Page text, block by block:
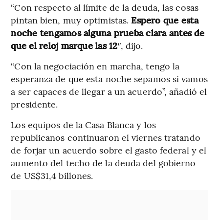
“Con respecto al límite de la deuda, las cosas
pintan bien, muy optimistas. Espero que esta
noche tengamos alguna prueba clara antes de
que el reloj marque las 12″, dijo.
“Con la negociación en marcha, tengo la
esperanza de que esta noche sepamos si vamos
a ser capaces de llegar a un acuerdo”, añadió el
presidente.
Los equipos de la Casa Blanca y los
republicanos continuaron el viernes tratando
de forjar un acuerdo sobre el gasto federal y el
aumento del techo de la deuda del gobierno
de US$31,4 billones.